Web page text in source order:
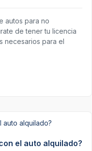
autos para no
de tener tu licencia
necesarios para el
el auto alquilado?